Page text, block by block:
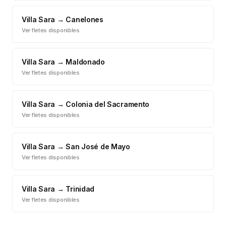
Villa Sara → Canelones
Ver fletes disponibles
Villa Sara → Maldonado
Ver fletes disponibles
Villa Sara → Colonia del Sacramento
Ver fletes disponibles
Villa Sara →San José de Mayo
Ver fletes disponibles
Villa Sara → Trinidad
Ver fletes disponibles